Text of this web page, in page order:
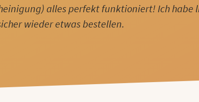
alles perfekt funktioniert! Ich habe
wieder etwas bestellen.